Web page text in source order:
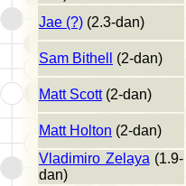
Jae (?) (2.3-dan)
Sam Bithell
(2-dan)
Matt Scott(2-dan)
Matt Holton (2-dan)
Vladimiro Zelaya(1.9-
dan)